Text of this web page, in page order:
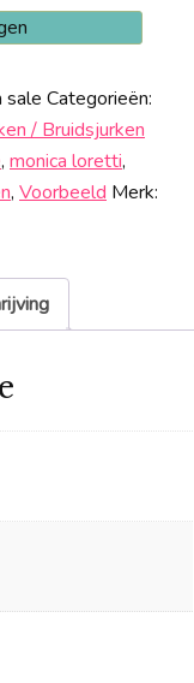
sale Categorieën:
/ Bruidsjurken
, monica loretti,
, Voorbeeld Merk: